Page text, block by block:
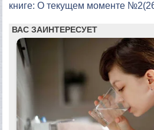
книге: О текущем моменте